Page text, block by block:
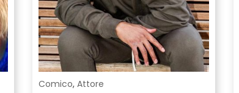
Comico, Attore